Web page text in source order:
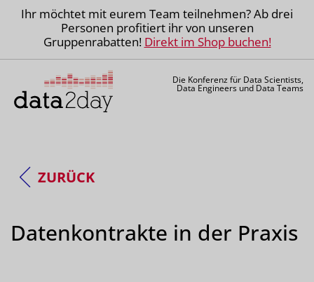
Ihr möchtet mit eurem Team teilnehmen? Ab drei
Personen profitiert ihr von unseren
Gruppenrabatten! Direkt im Shop buchen!
Die Konferenz für Data Scientists,
Data Engineers und Data Teams
ZURÜCK
Datenkontrakte in der Praxis